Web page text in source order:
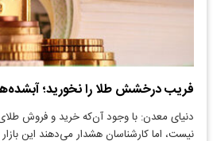
فریب درخشش طلا را نخورید؛
​دنیای معدن: با وجود آن‌که خرید و فروش طلای
نیست، اما کارشناسان هشدار می‌دهند این